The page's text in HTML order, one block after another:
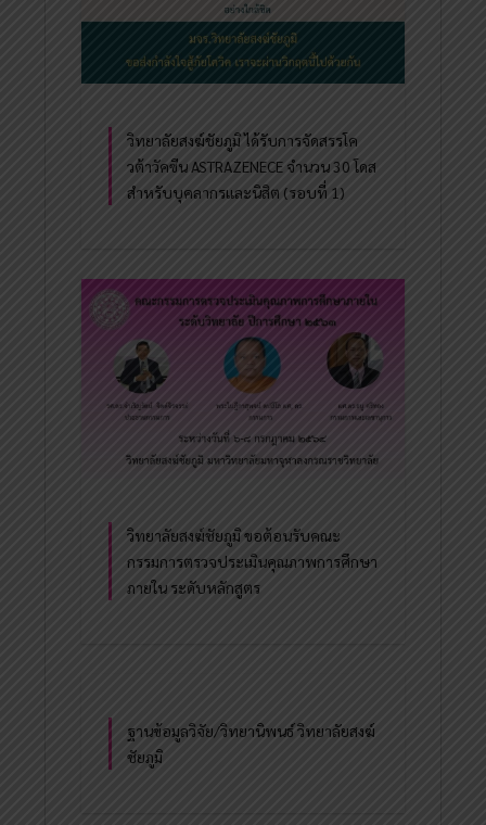
วิทยาลัยสงฆ์ชัยภูมิ ได้รับการจัดสรรโค
วต้าวัคซีน ASTRAZENECE จำนวน 30 โดส
สำหรับบุคลากรและนิสิต (รอบที่ 1)
วิทยาลัยสงฆ์ชัยภูมิ ขอต้อนรับคณะ
กรรมการตรวจประเมินคุณภาพการศึกษา
ภายใน ระดับหลักสูตร
ฐานข้อมูลวิจัย/วิทยานิพนธ์ วิทยาลัยสงฆ์
ชัยภูมิ